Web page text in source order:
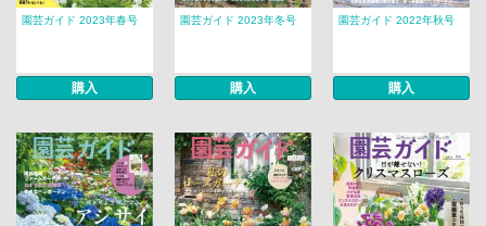
園芸ガイド 2023年春号
購入
園芸ガイド 2023年冬号
購入
園芸ガイド 2022年秋号
購入